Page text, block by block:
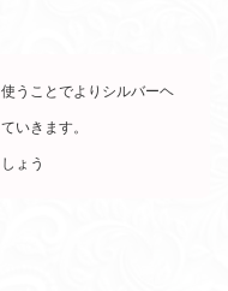
うことでよりシルバーヘ
いきます。
ょう